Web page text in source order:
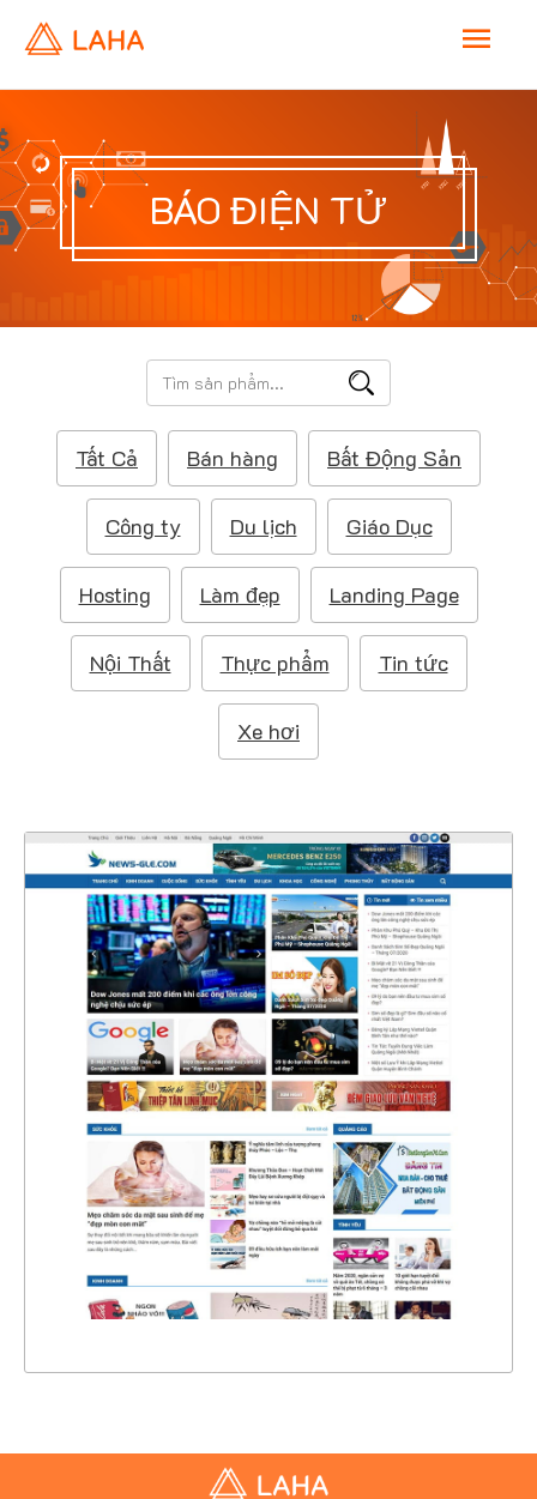
M
a
i
n
n
u
BÁO ĐIỆN TỬ
T
ì
m
i
ế
m
Tất Cả Bán hàng Bất Động Sản
Công ty Du lịch Giáo Dục
Hosting Làm đẹp Landing Page
Nội Thất Thực phẩm Tin tức
Xe hơi
47163
CHI TIẾT
XEM THỰC TẾ